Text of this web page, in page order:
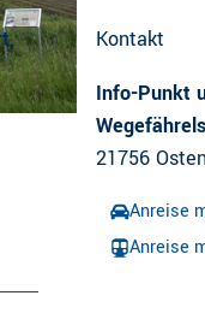
Kontakt
Info-Punkt
21756 Osten
Anreise
Anreise